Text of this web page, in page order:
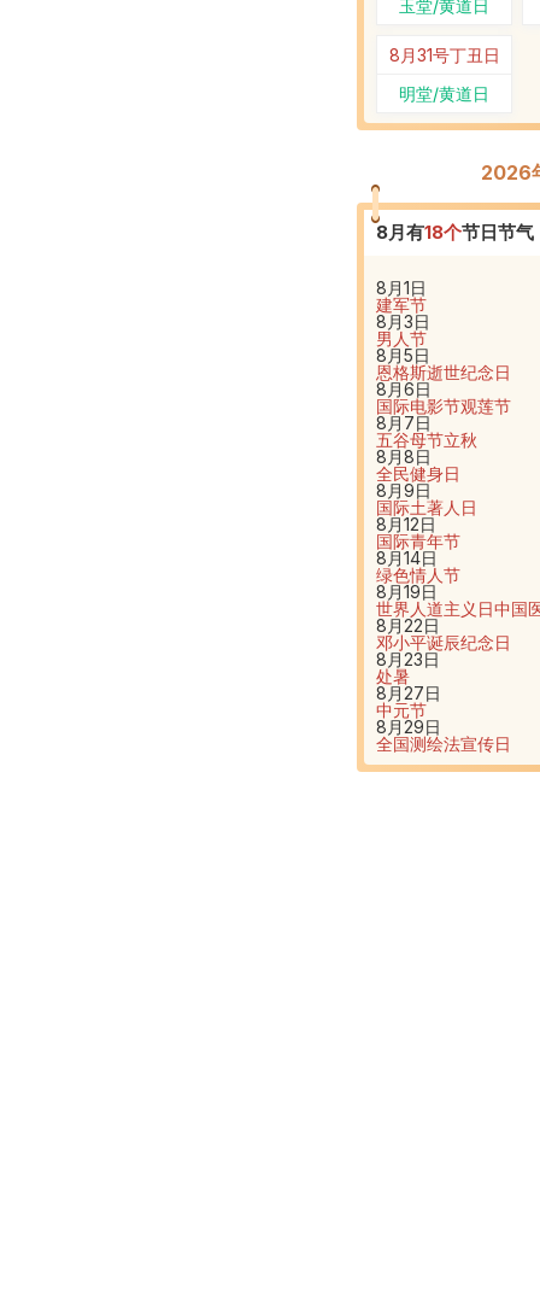
玉堂/黄道日
8月31号丁丑日
明堂/黄道日
2026
8月有18个节日节气
8月1日
建军节
8月3日
男人节
8月5日
恩格斯逝世纪念日
8月6日
国际电影节观莲节
8月7日
五谷母节立秋
8月8日
全民健身日
8月9日
国际土著人日
8月12日
国际青年节
8月14日
绿色情人节
8月19日
世界人道主义日中国
8月22日
邓小平诞辰纪念日
8月23日
处暑
8月27日
中元节
8月29日
全国测绘法宣传日